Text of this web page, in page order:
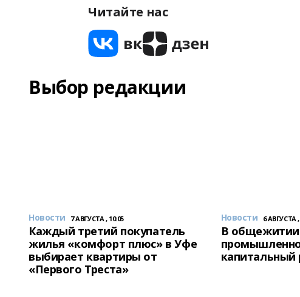
Читайте нас
Выбор редакции
Новости 7 АВГУСТА , 10:05
Каждый третий покупатель
жилья «комфорт плюс» в Уфе
выбирает квартиры от
«Первого Треста»
Новости 6 АВГУСТА ,
В
капитальный